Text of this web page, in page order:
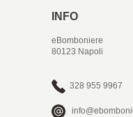
INFO
eBomboniere
80123 Napoli
328 955 9967